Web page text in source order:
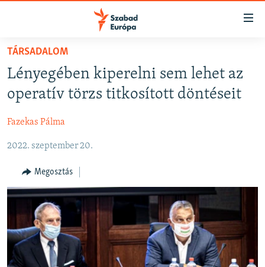
Akadálymentes
Ugrás
fő
oldalra
Ugrás
Ugrás
NAPIRENDEN
AKTUÁLIS
PODCASTOK
VIDEÓK
ELEMZŐ
NER15
SZABADON
TÁRSADALOM
DEMOKRÁCIA
A PÉNZ NYOMÁBAN
TÁRSADALOM
Lényegében kiperelni sem lehet az
operatív törzs titkosított döntéseit
Fazekas Pálma
2022. szeptember 20.
Megosztás